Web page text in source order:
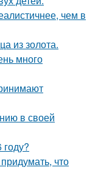
чем в
из золота.
много
в своей
что